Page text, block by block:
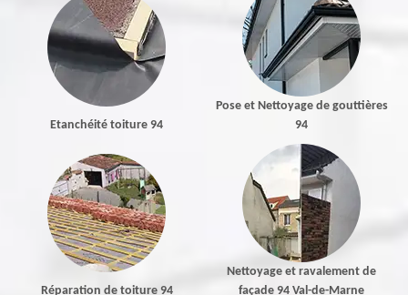
Etanchéité toiture 94
Pose et Nettoyage de gouttières
94
Réparation de toiture 94
Nettoyage et ravalement de
façade 94 Val-de-Marne